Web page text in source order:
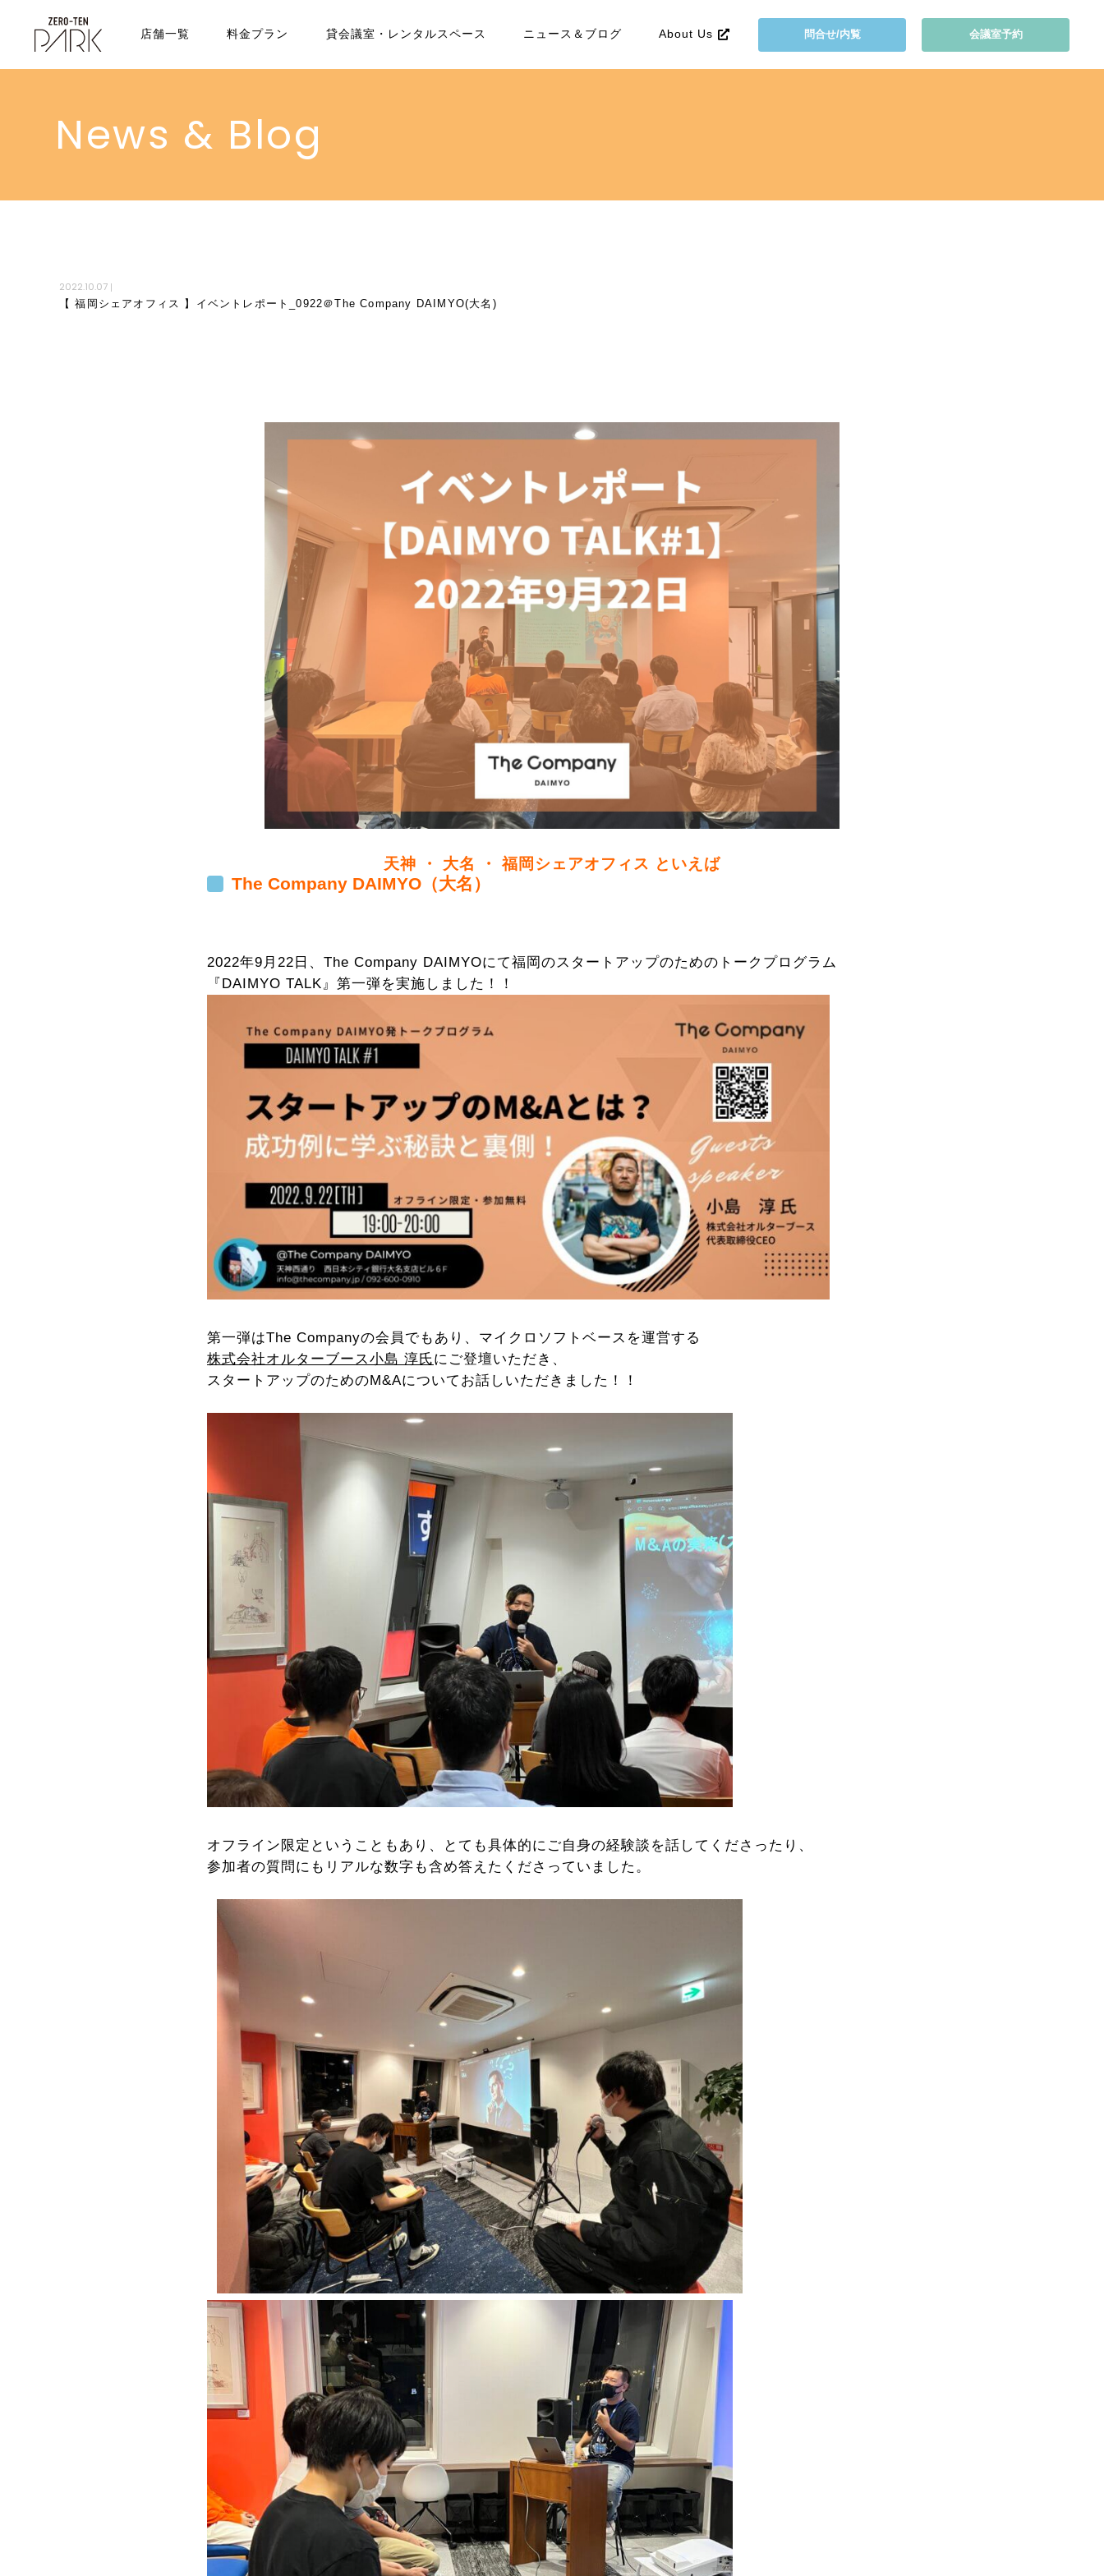
店舗一覧 料金プラン 貸会議室・レンタルスペース ニュース＆ブログ About Us 問合せ/内覧 会議室予約
News & Blog
2022.10.07
【 福岡シェアオフィス 】イベントレポート_0922＠The Company DAIMYO(大名)
天神 ・ 大名 ・ 福岡シェアオフィス といえば
The Company DAIMYO（大名）
2022年9月22日、The Company DAIMYOにて福岡のスタートアップのためのトークプログラム
『DAIMYO TALK』第一弾を実施しました！！
第一弾はThe Companyの会員でもあり、マイクロソフトベースを運営する
株式会社オルターブース小島 淳氏にご登壇いただき、
スタートアップのためのM&Aについてお話しいただきました！！
オフライン限定ということもあり、とても具体的にご自身の経験談を話してくださったり、
参加者の質問にもリアルな数字も含め答えたくださっていました。